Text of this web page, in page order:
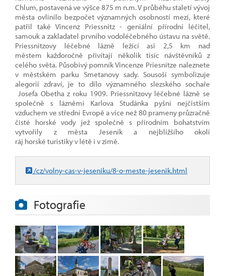
Chlum, postavená ve výšce 875 m n.m. V průběhu staletí vývoj
města ovlinilo bezpočet významných osobností mezi, které
patřil také Vincenz Priessnitz - geniální přírodní léčitel,
samouk a zakladatel prvního vodoléčebného ústavu na světě.
Priessnitzovy léčebné lázně ležící asi 2,5 km nad
městem každoročně přivítají několik tisíc návštěvníků z
celého světa. Působivý pomník Vincenze Priesnitze naleznete
v městském parku Smetanovy sady. Sousoší symbolizuje
alegorii zdraví, je to dílo významného slezského sochaře
Josefa Obetha z roku 1909. Priessnitzovy léčebné lázně se
společně s lázněmi Karlova Studánka pyšní nejčistším
vzduchem ve střední Evropě a více než 80 prameny průzračně
čisté horské vody jež společně s přírodním bohatstvím
vytvořily z města Jeseník a nejbližšího okolí
ráj horské turistiky v létě i v zimě.
/cz/volny-cas-v-jeseniku/8-o-meste-jesenik.html
Fotografie